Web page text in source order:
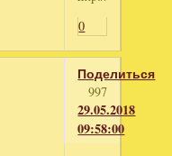
0
Поделиться
997
29.05.2018
09:58:00